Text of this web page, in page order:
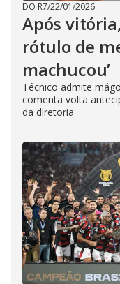
DO R7/22/01/2026
Após
rótulo de
machucou’
Técnico admite
comenta volta
da diretoria